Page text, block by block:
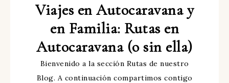
Viajes en Autocaravana y
en Familia: Rutas en
Autocaravana (o sin ella)
Bienvenido a la sección Rutas de nuestro
Blog. A continuación compartimos contigo